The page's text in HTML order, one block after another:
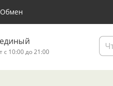
Обмен
с 10:00 до 21:00